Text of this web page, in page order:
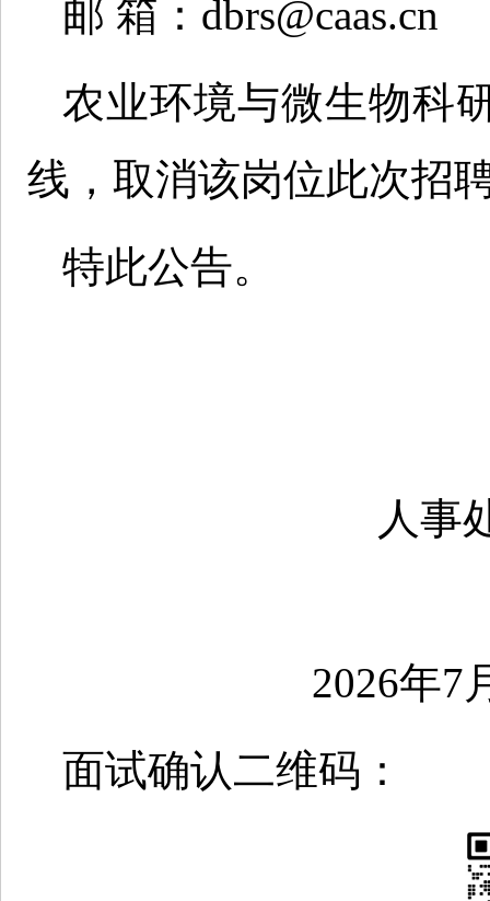
邮 箱：dbrs@caas.cn
农业环境与微生物科
线，取消该岗位此次招
特此公告。
人事
2026年7月
面试确认二维码：